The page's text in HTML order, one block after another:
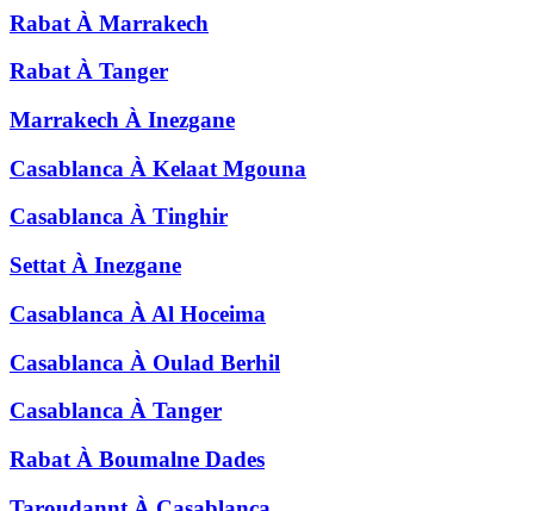
Rabat À Marrakech
Rabat À Tanger
Marrakech À Inezgane
Casablanca À Kelaat Mgouna
Casablanca À Tinghir
Settat À Inezgane
Casablanca À Al Hoceima
Casablanca À Oulad Berhil
Casablanca À Tanger
Rabat À Boumalne Dades